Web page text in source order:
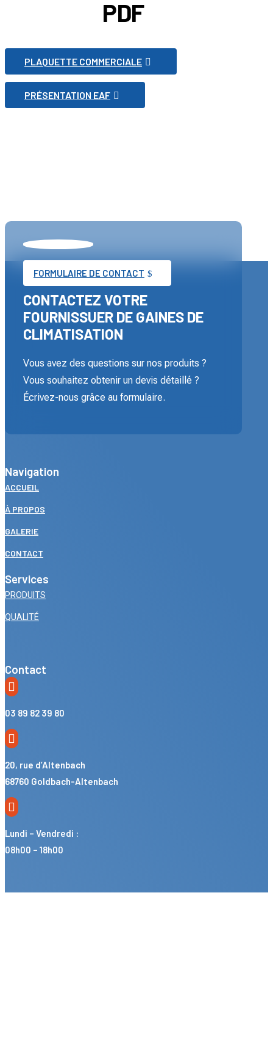
PDF
PLAQUETTE COMMERCIALE
PRÉSENTATION EAF
FORMULAIRE DE CONTACT
CONTACTEZ VOTRE
FOURNISSUER DE GAINES DE
CLIMATISATION
Vous avez des questions sur nos produits ?
Vous souhaitez obtenir un devis détaillé ?
Écrivez-nous grâce au formulaire.
Navigation
ACCUEIL
À PROPOS
GALERIE
CONTACT
Services
PRODUITS
QUALITÉ
Contact

03 89 82 39 80

20, rue d’Altenbach
68760 Goldbach-Altenbach

Lundi – Vendredi :
08h00 – 18h00